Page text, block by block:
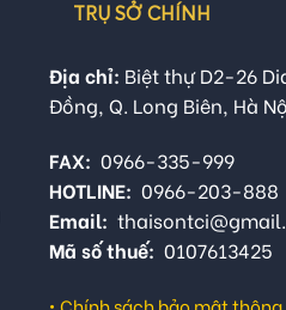
TRỤ SỞ CHÍNH
Địa chỉ: Biệt thự D2-26
Đồng, Q. Long Biên, Hà
FAX: 0966-335-999
HOTLINE: 0966-203-888
Email:
Mã số thuế: 0107613425